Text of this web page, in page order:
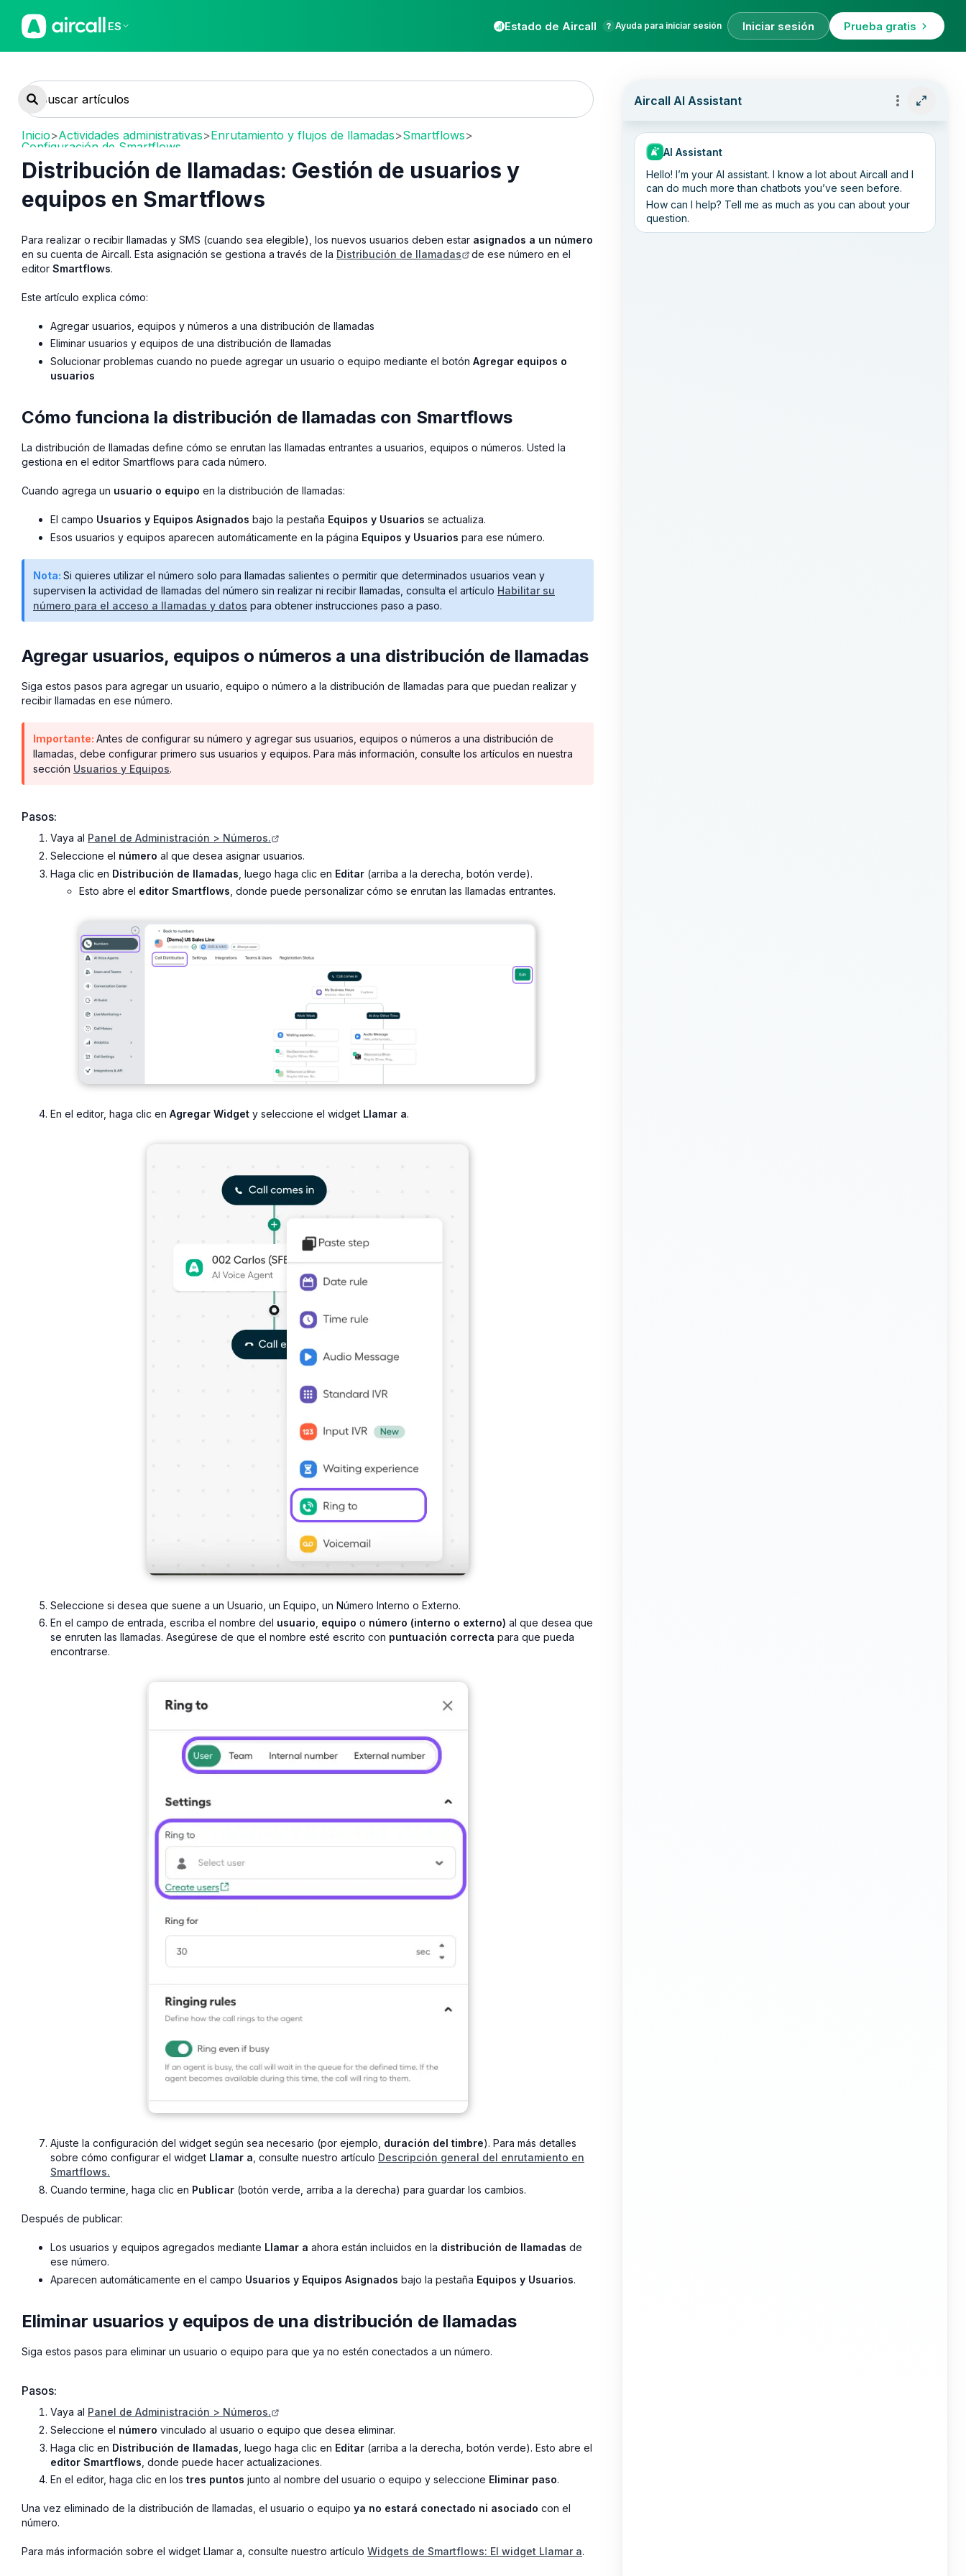
ES Estado de Aircall Ayuda para iniciar sesión Iniciar sesión Prueba gratis
Inicio>Actividades administrativas>Enrutamiento y flujos de llamadas>Smartflows>
Configuración de Smartflows
Distribución de llamadas: Gestión de usuarios y
equipos en Smartflows
Para realizar o recibir llamadas y SMS (cuando sea elegible), los nuevos usuarios deben estar asignados a un número
en su cuenta de Aircall. Esta asignación se gestiona a través de la Distribución de llamadas
de ese número en el
editor Smartflows.
Este artículo explica cómo:
Agregar usuarios, equipos y números a una distribución de llamadas
Eliminar usuarios y equipos de una distribución de llamadas
Solucionar problemas cuando no puede agregar un usuario o equipo mediante el botón Agregar equipos o
usuarios
Cómo funciona la distribución de llamadas con Smartflows
La distribución de llamadas define cómo se enrutan las llamadas entrantes a usuarios, equipos o números. Usted la
gestiona en el editor Smartflows para cada número.
Cuando agrega un usuario o equipo en la distribución de llamadas:
El campo Usuarios y Equipos Asignados bajo la pestaña Equipos y Usuarios se actualiza.
Esos usuarios y equipos aparecen automáticamente en la página Equipos y Usuarios para ese número.
Nota: Si quieres utilizar el número solo para llamadas salientes o permitir que determinados usuarios vean y
supervisen la actividad de llamadas del número sin realizar ni recibir llamadas, consulta el artículo Habilitar su
número para el acceso a llamadas y datos para obtener instrucciones paso a paso.
Agregar usuarios, equipos o números a una distribución de llamadas
Siga estos pasos para agregar un usuario, equipo o número a la distribución de llamadas para que puedan realizar y
recibir llamadas en ese número.
Importante: Antes de configurar su número y agregar sus usuarios, equipos o números a una distribución de
llamadas, debe configurar primero sus usuarios y equipos. Para más información, consulte los artículos en nuestra
sección Usuarios y Equipos.
Pasos:
Vaya al Panel de Administración > Números.
Seleccione el número al que desea asignar usuarios.
Haga clic en Distribución de llamadas , luego haga clic en Editar (arriba a la derecha, botón verde).
Esto abre el editor Smartflows , donde puede personalizar cómo se enrutan las llamadas entrantes.
En el editor, haga clic en Agregar Widget y seleccione el widget Llamar a.
Seleccione si desea que suene a un Usuario, un Equipo, un Número Interno o Externo.
En el campo de entrada, escriba el nombre del usuario, equipo o número (interno o externo) al que desea que
se enruten las llamadas. Asegúrese de que el nombre esté escrito con puntuación correcta para que pueda
encontrarse.
Ajuste la configuración del widget según sea necesario (por ejemplo, duración del timbre). Para más detalles
sobre cómo configurar el widget Llamar a, consulte nuestro artículo Descripción general del enrutamiento en
Smartflows.
Cuando termine, haga clic en Publicar (botón verde, arriba a la derecha) para guardar los cambios.
Después de publicar:
Los usuarios y equipos agregados mediante Llamar a ahora están incluidos en la distribución de llamadas de
ese número.
Aparecen automáticamente en el campo Usuarios y Equipos Asignados bajo la pestaña Equipos y Usuarios.
Eliminar usuarios y equipos de una distribución de llamadas
Siga estos pasos para eliminar un usuario o equipo para que ya no estén conectados a un número.
Pasos:
Vaya al Panel de Administración > Números.
Seleccione el número vinculado al usuario o equipo que desea eliminar.
Haga clic en Distribución de llamadas , luego haga clic en Editar (arriba a la derecha, botón verde). Esto abre el
editor Smartflows , donde puede hacer actualizaciones.
En el editor, haga clic en los tres puntos junto al nombre del usuario o equipo y seleccione Eliminar paso.
Una vez eliminado de la distribución de llamadas, el usuario o equipo ya no estará conectado ni asociado con el
número.
Para más información sobre el widget Llamar a, consulte nuestro artículo Widgets de Smartflows: El widget Llamar a.